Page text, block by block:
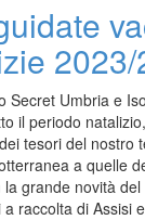
Secret Umbria e
il periodo
tesori del nostro
a quelle
grande novità
a raccolta di Assisi